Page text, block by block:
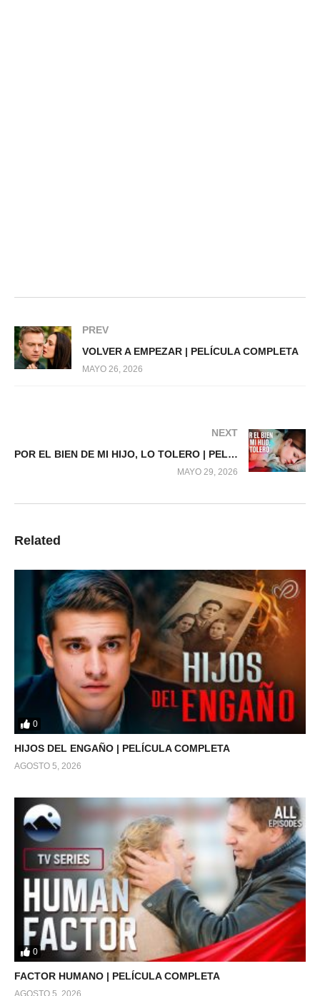
PREV
VOLVER A EMPEZAR | PELÍCULA COMPLETA
MAYO 26, 2026
NEXT
POR EL BIEN DE MI HIJO, LO TOLERO | PELÍCULA COMPLETA
MAYO 29, 2026
Related
0
HIJOS DEL ENGAÑO | PELÍCULA COMPLETA
AGOSTO 5, 2026
0
FACTOR HUMANO | PELÍCULA COMPLETA
AGOSTO 5, 2026